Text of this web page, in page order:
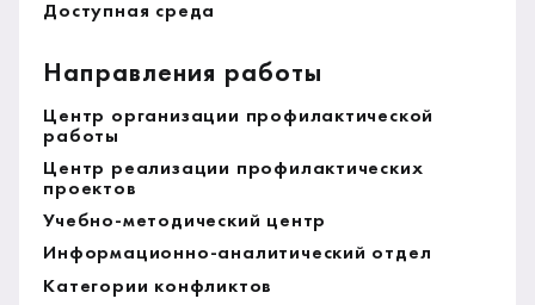
Доступная среда
Направления работы
Центр организации профилактической
работы
Центр реализации профилактических
проектов
Учебно-методический центр
Информационно-аналитический отдел
Категории конфликтов